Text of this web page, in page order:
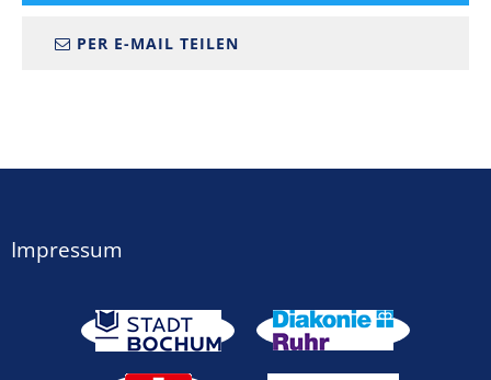
PER E-MAIL TEILEN
Impressum